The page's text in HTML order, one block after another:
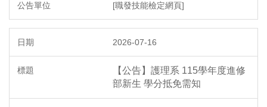
[職發技能檢定網頁]
2026-07-16
【公告】護理系 115學年度進修
部新生 學分抵免需知